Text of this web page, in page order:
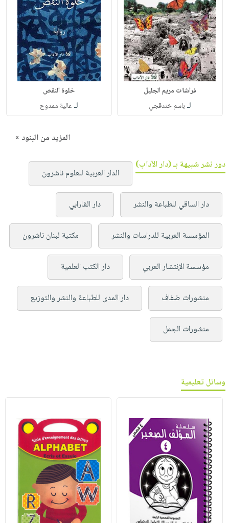
فراشات مريم الجليل
لـ باسم خندقجي
خلوة النقص
لـعالية ممدوح
المزيد من البنود »
دور نشر شبيهة بـ (دار الآداب)
الدار العربية للعلوم ناشرون
دار الساقي للطباعة والنشر دار الفارابي
المؤسسة العربية للدراسات والنشر مكتبة لبنان ناشرون
مؤسسة الإنتشار العربي دار الكتب العلمية
منشورات ضفاف دار المدى للطباعة والنشر والتوزيع
منشورات الجمل
وسائل تعليمية